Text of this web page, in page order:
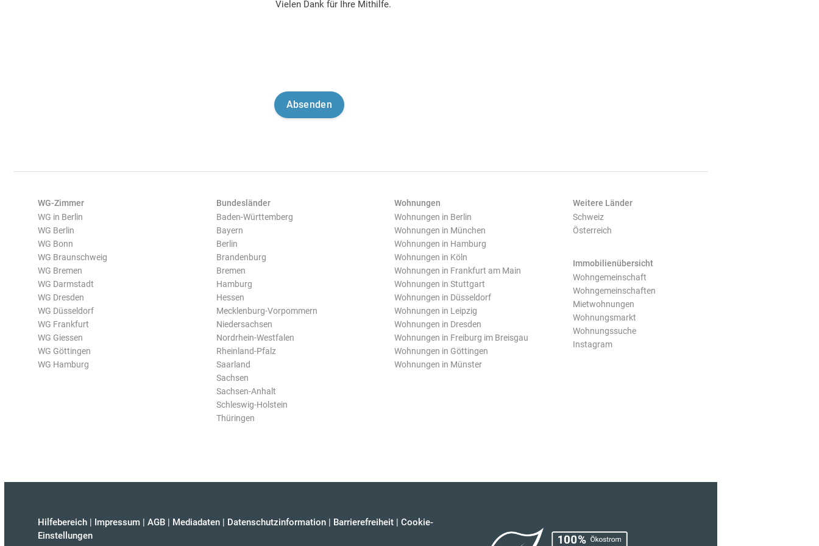
Vielen Dank für Ihre Mithilfe.
WG-Zimmer
WG in Berlin
WG Berlin
WG Bonn
WG Braunschweig
WG Bremen
WG Darmstadt
WG Dresden
WG Düsseldorf
WG Frankfurt
WG Giessen
WG Göttingen
WG Hamburg
Bundesländer
Baden-Württemberg
Bayern
Berlin
Brandenburg
Bremen
Hamburg
Hessen
Mecklenburg-Vorpommern
Niedersachsen
Nordrhein-Westfalen
Rheinland-Pfalz
Saarland
Sachsen
Sachsen-Anhalt
Schleswig-Holstein
Thüringen
Wohnungen
Wohnungen in Berlin
Wohnungen in München
Wohnungen in Hamburg
Wohnungen in Köln
Wohnungen in Frankfurt am Main
Wohnungen in Stuttgart
Wohnungen in Düsseldorf
Wohnungen in Leipzig
Wohnungen in Dresden
Wohnungen in Freiburg im Breisgau
Wohnungen in Göttingen
Wohnungen in Münster
Weitere Länder
Schweiz
Österreich
Immobilienübersicht
Wohngemeinschaft
Wohngemeinschaften
Mietwohnungen
Wohnungsmarkt
Wohnungssuche
Instagram
Hilfebereich | Impressum | AGB | Mediadaten | Datenschutzinformation | Barrierefreiheit | Cookie-
Einstellungen